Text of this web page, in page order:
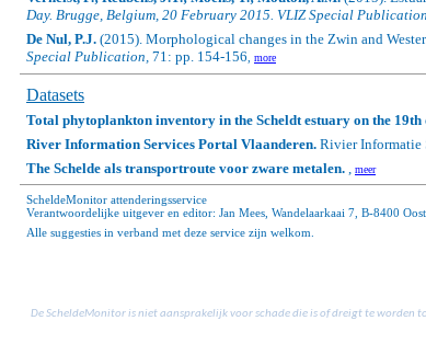
Day. Brugge, Belgium, 20 February 2015. VLIZ Special
De Nul, P.J. (2015). Morphological changes in the Zwin and
Special Publication, 71: pp. 154-156 more
Datasets
Total phytoplankton inventory in the Scheldt estuary on the
River Information Services Portal Vlaanderen. Rivier Informatie
The Schelde als transportroute voor zware metalen. meer
ScheldeMonitor attenderingsservice
Verantwoordelijke uitgever en editor: Jan Mees, Wandelaarkaai 7, B-8400
Alle suggesties in verband met deze service zijn welkom.
De ScheldeMonitor is niet aansprakelijk voor schade die is of dreigt te